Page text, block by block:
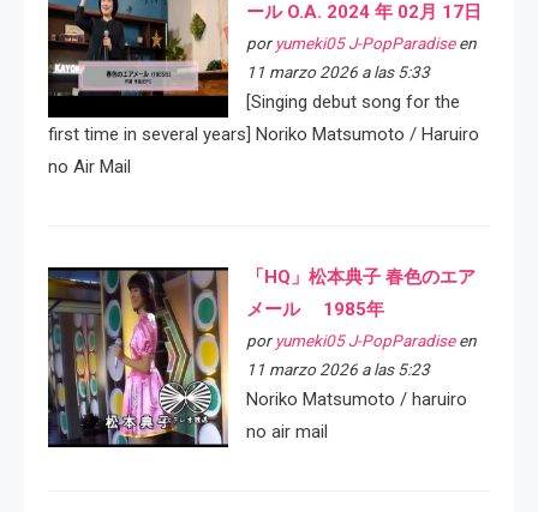
ール O.A. 2024 年 02月 17日
por yumeki05 J-PopParadiseen
11 marzo 2026 a las 5:33
[Singing debut song for the
first time in several years] Noriko Matsumoto / Haruiro
no Air Mail
「HQ」松本典子 春色のエア
メール 1985年
por yumeki05 J-PopParadiseen
11 marzo 2026 a las 5:23
Noriko Matsumoto / haruiro
no air mail